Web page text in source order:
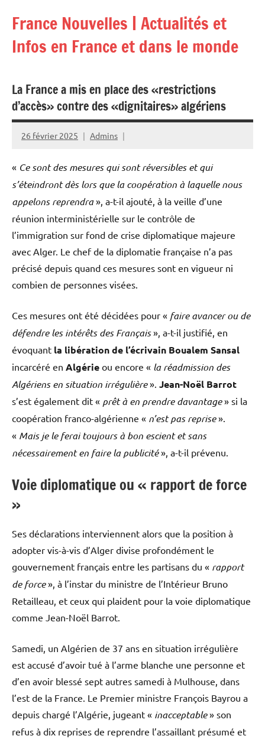
contenu
France Nouvelles | Actualités et
Infos en France et dans le monde
La France a mis en place des «restrictions
d’accès» contre des «dignitaires» algériens
26 février 2025 Admins
« Ce sont des mesures qui sont réversibles et qui
s’éteindront dès lors que la coopération à laquelle nous
appelons reprendra», a-t-il ajouté, à la veille d’une
réunion interministérielle sur le contrôle de
l’immigration sur fond de crise diplomatique majeure
avec Alger. Le chef de la diplomatie française n’a pas
précisé depuis quand ces mesures sont en vigueur ni
combien de personnes visées.
Ces mesures ont été décidées pour « faire avancer ou de
défendre les intérêts des Français», a-t-il justifié, en
évoquant la libération de l’écrivain Boualem Sansal
incarcéré en Algérie ou encore « la réadmission des
Algériens en situation irrégulière». Jean-Noël Barrot
s’est également dit « prêt à en prendre davantage» si la
coopération franco-algérienne « n’est pas reprise».
« Mais je le ferai toujours à bon escient et sans
nécessairement en faire la publicité», a-t-il prévenu.
Voie diplomatique ou « rapport de force
»
Ses déclarations interviennent alors que la position à
adopter vis-à-vis d’Alger divise profondément le
gouvernement français entre les partisans du « rapport
de force», à l’instar du ministre de l’Intérieur Bruno
Retailleau, et ceux qui plaident pour la voie diplomatique
comme Jean-Noël Barrot.
Samedi, un Algérien de 37 ans en situation irrégulière
est accusé d’avoir tué à l’arme blanche une personne et
d’en avoir blessé sept autres samedi à Mulhouse, dans
l’est de la France. Le Premier ministre François Bayrou a
depuis chargé l’Algérie, jugeant « inacceptable» son
refus à dix reprises de reprendre l’assaillant présumé et